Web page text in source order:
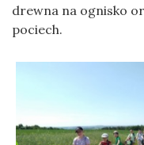
drewna na ognisko
pociech.